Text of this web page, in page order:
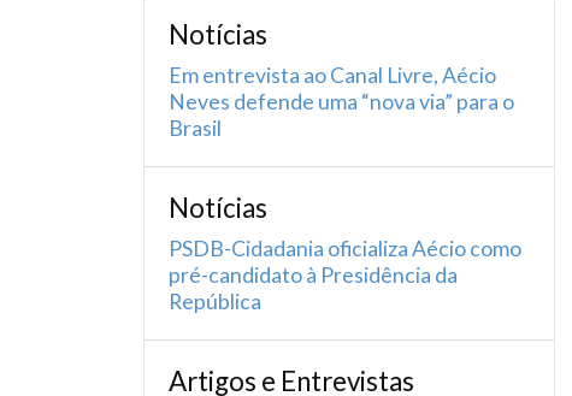
Notícias
Em entrevista ao Canal Livre, Aécio
Neves defende uma “nova via” para o
Brasil
Notícias
PSDB-Cidadania oficializa Aécio como
pré-candidato à Presidência da
República
Artigos e Entrevistas